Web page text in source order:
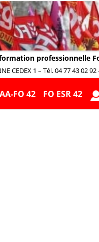
professionnelle
CEDEX 1 – Tél. 04 77 43 02
FO 42 FO ESR 42